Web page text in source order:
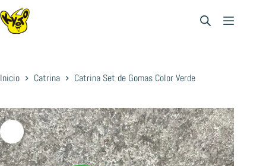
Saltar
al
contenido
Inicio Catrina Catrina Set de Gomas Color Verde